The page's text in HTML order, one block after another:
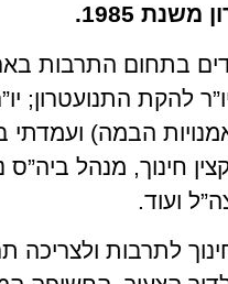
1985.
בתחום התרבות
להקת התנועטרון;
חינוך, מנהל
ועוד.
לתרבות ולצריכה